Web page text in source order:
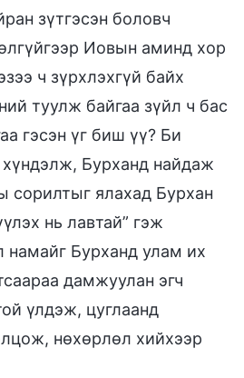
зүтгэсэн боловч
Иовын аминд хор
ч зүрхлэхгүй байх
туулж байгаа зүйл ч бас
гэсэн үг биш үү? Би
Бурханд найдаж
сорилтыг ялахад Бурхан
нь лавтай” гэж
намайг Бурханд улам их
дамжуулан эгч
үлдэж, цуглаанд
нөхөрлөл хийхээр